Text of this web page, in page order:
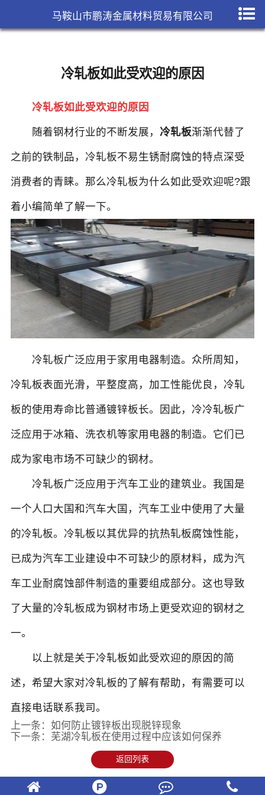
马鞍山市鹏涛金属材料贸易有限公司
冷轧板如此受欢迎的原因
冷轧板如此受欢迎的原因
随着钢材行业的不断发展， 冷轧板渐渐代替了
之前的铁制品，冷轧板不易生锈耐腐蚀的特点深受
消费者的青睐。那么冷轧板为什么如此受欢迎呢?跟
着小编简单了解一下。
冷轧板广泛应用于家用电器制造。众所周知，
冷轧板表面光滑，平整度高，加工性能优良，冷轧
板的使用寿命比普通镀锌板长。因此，冷冷轧板广
泛应用于冰箱、洗衣机等家用电器的制造。它们已
成为家电市场不可缺少的钢材。
冷轧板广泛应用于汽车工业的建筑业。我国是
一个人口大国和汽车大国，汽车工业中使用了大量
的冷轧板。冷轧板以其优异的抗热轧板腐蚀性能，
已成为汽车工业建设中不可缺少的原材料，成为汽
车工业耐腐蚀部件制造的重要组成部分。这也导致
了大量的冷轧板成为钢材市场上更受欢迎的钢材之
一。
以上就是关于冷轧板如此受欢迎的原因的简
述，希望大家对冷轧板的了解有帮助，有需要可以
直接电话联系我司。
上一条： 如何防止镀锌板出现脱锌现象
下一条： 芜湖冷轧板在使用过程中应该如何保养
返回列表